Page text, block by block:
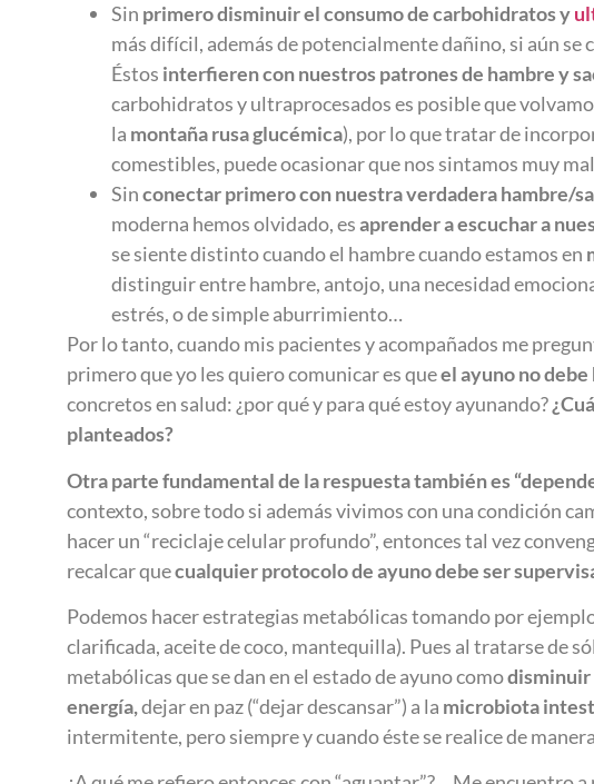
Sin primero disminuir el consumo de carbohidratos y
más difícil, además de potencialmente dañino, si aún
Éstos interfieren con nuestros patrones de hambre y
carbohidratos y ultraprocesados es posible que
la montaña rusa glucémica), por lo que tratar de
comestibles, puede ocasionar que nos sintamos muy
Sinconectar primero con nuestra verdadera hambre/
moderna hemos olvidado, esaprender a escuchar a
se siente distinto cuando el hambre cuando estamos en
distinguir entre hambre, antojo, una necesidad
estrés, o de simple aburrimiento…
Por lo tanto, cuando mis pacientes y acompañados me
primero que yo les quiero comunicar es queel ayuno no debe
concretos en salud: ¿por qué y para qué estoy ayunando?
planteados?
Otra parte fundamental de la respuesta también es
contexto, sobre todo si además vivimos con una condición
hacer un “reciclaje celular profundo”, entonces tal vez
recalcar quecualquier protocolo de ayuno debe ser
Podemos hacer estrategias metabólicas tomando por
clarificada, aceite de coco, mantequilla). Pues al tratarse de
metabólicas que se dan en el estado de ayuno comodisminuir
energía,dejar en paz (“dejar descansar”) a la microbiota
intermitente, pero siempre y cuando éste se realice de